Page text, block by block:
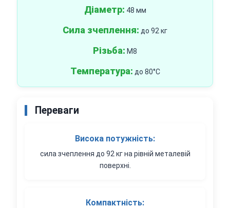
Діаметр: 48 мм
Сила зчеплення: до 92 кг
Різьба: M8
Температура: до 80°C
Переваги
Висока потужність:
сила зчеплення до 92 кг на рівній металевій
поверхні.
Компактність: